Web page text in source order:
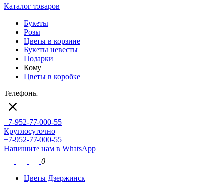
Каталог товаров
Букеты
Розы
Цветы в корзине
Букеты невесты
Подарки
Кому
Цветы в коробке
Телефоны
+7-952-77-000-55
Круглосуточно
+7-952-77-000-55
Напишите нам в WhatsApp
0
Цветы Дзержинск